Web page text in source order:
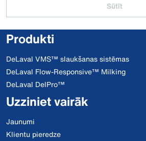
Sūtīt
Produkti
DeLaval VMS™ slaukšanas sistēmas
DeLaval Flow-Responsive™ Milking
DeLaval DelPro™
Uzziniet vairāk
Jaunumi
Klientu pieredze